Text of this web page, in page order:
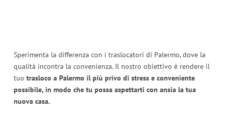
Sperimenta la differenza con i traslocatori di Palermo, dove la
qualità incontra la convenienza. Il nostro obiettivo è rendere il
tuo trasloco a Palermo il più privo di stress e conveniente
possibile, in modo che tu possa aspettarti con ansia la tua
nuova casa.